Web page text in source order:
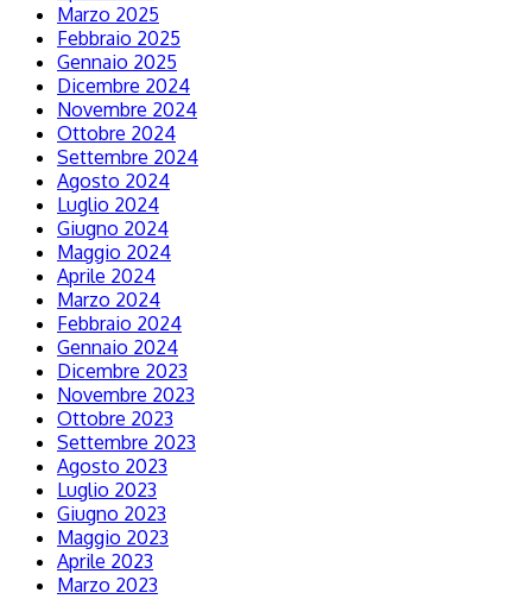
Marzo 2025
Febbraio 2025
Gennaio 2025
Dicembre 2024
Novembre 2024
Ottobre 2024
Settembre 2024
Agosto 2024
Luglio 2024
Giugno 2024
Maggio 2024
Aprile 2024
Marzo 2024
Febbraio 2024
Gennaio 2024
Dicembre 2023
Novembre 2023
Ottobre 2023
Settembre 2023
Agosto 2023
Luglio 2023
Giugno 2023
Maggio 2023
Aprile 2023
Marzo 2023